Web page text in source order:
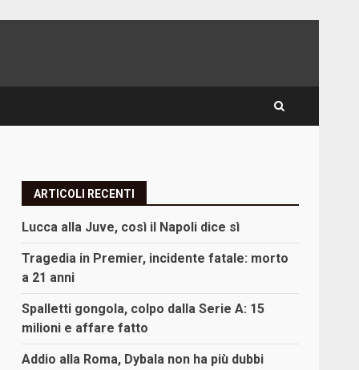
ARTICOLI RECENTI
Lucca alla Juve, così il Napoli dice sì
Tragedia in Premier, incidente fatale: morto
a 21 anni
Spalletti gongola, colpo dalla Serie A: 15
milioni e affare fatto
Addio alla Roma, Dybala non ha più dubbi